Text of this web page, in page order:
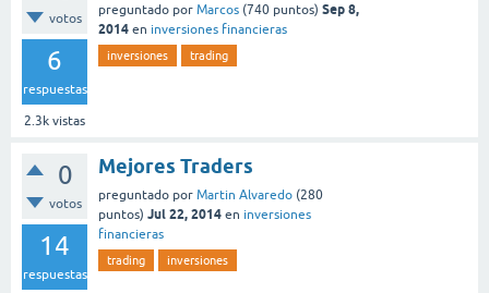
votos
6
respuestas
2.3k vistas
preguntado por Marcos (740 puntos) Sep 8,
2014 en inversiones financieras
inversiones trading
0
votos
14
respuestas
Mejores Traders
preguntado por Martin Alvaredo (280
puntos) Jul 22, 2014 en inversiones
financieras
trading inversiones